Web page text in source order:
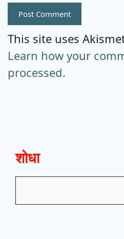
This site uses
Learn how your
processed.
शोधा